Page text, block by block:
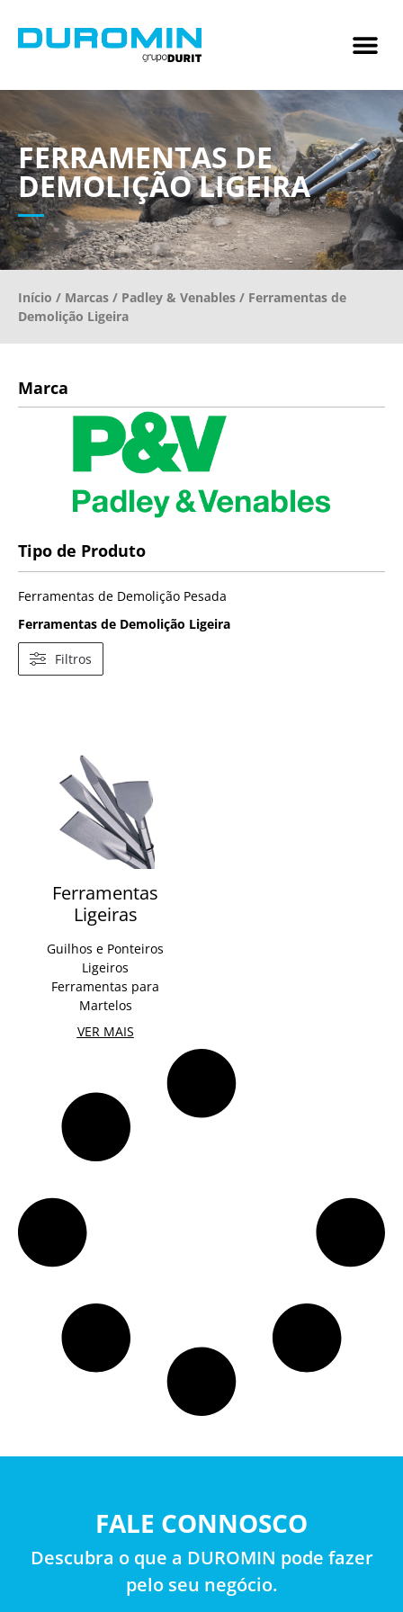
FERRAMENTAS DE
DEMOLIÇÃO LIGEIRA
Início / Marcas / Padley & Venables / Ferramentas de
Demolição Ligeira
Marca
Tipo de Produto
Ferramentas de Demolição Pesada
Ferramentas de Demolição Ligeira
Filtros
Ferramentas
Ligeiras
Guilhos e Ponteiros
Ligeiros
Ferramentas para
Martelos
VER MAIS
FALE CONNOSCO
Descubra o que a DUROMIN pode fazer
pelo seu negócio.